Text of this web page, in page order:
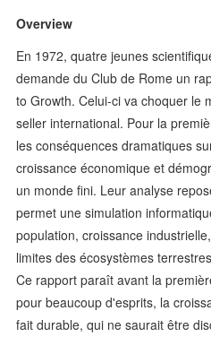
Overview
En 1972, quatre jeunes
demande du Club de Rome un
to Growth. Celui-ci va choquer le
seller international. Pour la
les conséquences dramatiques
croissance économique et
un monde fini. Leur analyse
permet une simulation
population, croissance
limites des écosystèmes
Ce rapport paraît avant la
pour beaucoup d'esprits, la
fait durable, qui ne saurait être